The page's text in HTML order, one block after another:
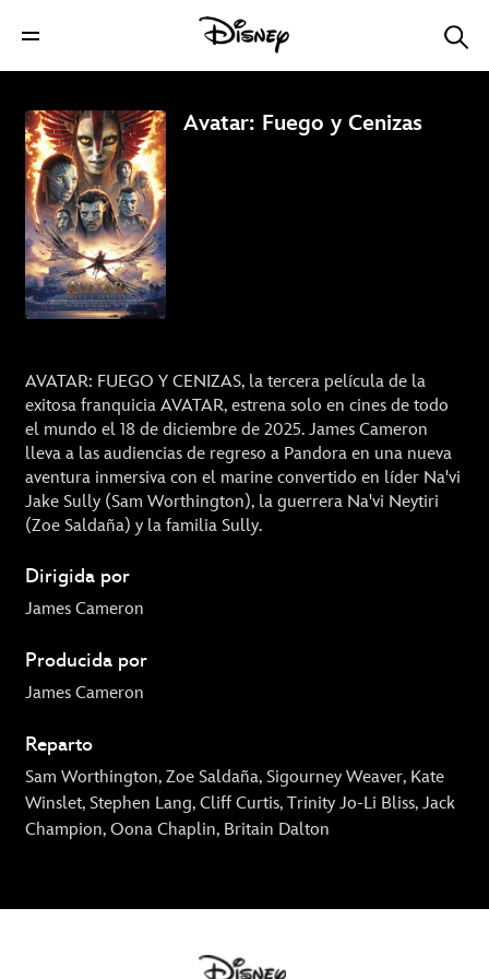
Avatar: Fuego y Cenizas
AVATAR: FUEGO Y CENIZAS, la tercera película de la
exitosa franquicia AVATAR, estrena solo en cines de todo
el mundo el 18 de diciembre de 2025. James Cameron
lleva a las audiencias de regreso a Pandora en una nueva
aventura inmersiva con el marine convertido en líder Na'vi
Jake Sully (Sam Worthington), la guerrera Na'vi Neytiri
(Zoe Saldaña) y la familia Sully.
Dirigida por
James Cameron
Producida por
James Cameron
Reparto
Sam Worthington, Zoe Saldaña, Sigourney Weaver, Kate
Winslet, Stephen Lang, Cliff Curtis, Trinity Jo-Li Bliss, Jack
Champion, Oona Chaplin, Britain Dalton